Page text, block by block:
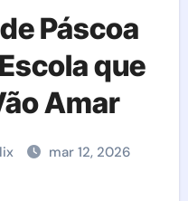
Páscoa
que
Amar
mar 12, 2026